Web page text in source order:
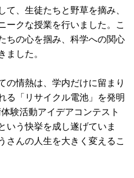
、生徒たちと野草を摘み、
クな授業を行いました。
こ
ちの心を掴み、科学への関心
ました。
の情熱は、学内だけに留まり
る「リサイクル電池」を発明
験活動アイデアコンテスト
いう快挙を成し遂げていま
さんの人生を大きく変えるこ